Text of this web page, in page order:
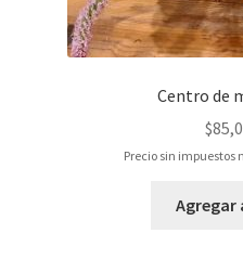
Centro de
$
Precio sin impuestos
Agregar